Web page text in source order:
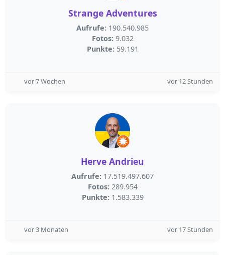
Strange Adventures
Aufrufe: 190.540.985
Fotos: 9.032
Punkte: 59.191
vor 7 Wochen vor 12 Stunden
Herve Andrieu
Aufrufe: 17.519.497.607
Fotos: 289.954
Punkte: 1.583.339
vor 3 Monaten vor 17 Stunden